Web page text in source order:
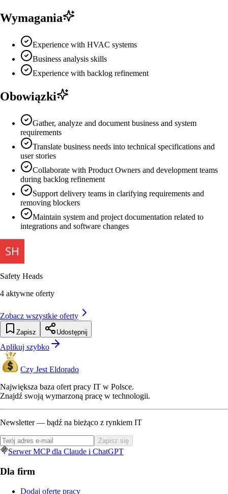
Wymagania
Experience with HVAC systems
Business analysis skills
Experience with backlog refinement
Obowiązki
Gather, analyze and document business and system
requirements
Translate business needs into technical specifications and
user stories
Collaborate with Product Owners and development teams
during backlog refinement
Support delivery teams in clarifying requirements and
removing blockers
Maintain system and project documentation related to
integrations and software changes
Safety Heads
4 aktywne oferty
Zobacz wszystkie oferty
Zapisz Udostępnij
Aplikuj szybko
Czy Jest Eldorado
Największa baza ofert pracy IT w Polsce.
Znajdź swoją wymarzoną pracę w technologii.
Newsletter — bądź na bieżąco z rynkiem IT
Zapisz się
Serwer MCP dla Claude i ChatGPT
Dla firm
Dodaj ofertę pracy